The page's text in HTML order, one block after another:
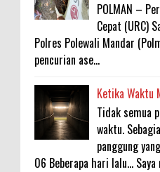
POLMAN –
Cepat (URC)
Polres Polewali Mandar
pencurian ase...
Ketika Waktu
Tidak semua
waktu.
panggung
06 Beberapa hari lalu... Saya